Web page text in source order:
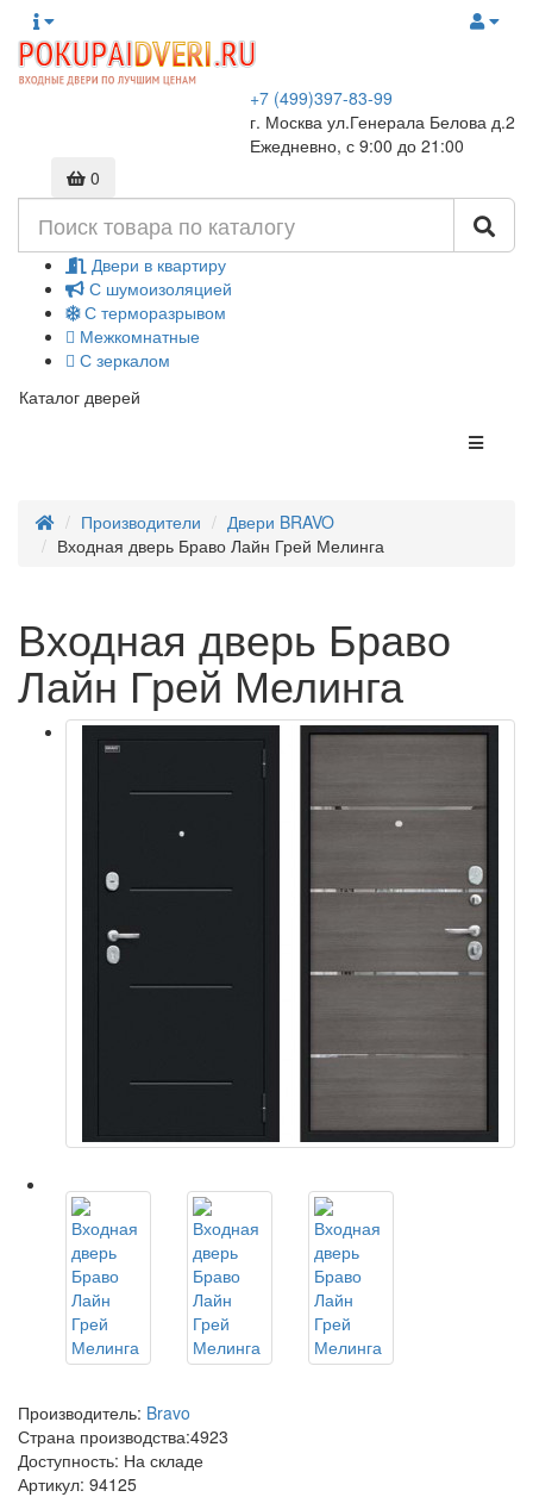
+7 (499)397-83-99
г. Москва ул.Генерала Белова д.2
Ежедневно, с 9:00 до 21:00
0
Двери в квартиру
С шумоизоляцией
С терморазрывом
Межкомнатные
С зеркалом
Каталог дверей
Производители
Двери BRAVO
Входная дверь Браво Лайн Грей Мелинга
Входная дверь Браво
Лайн Грей Мелинга
Производитель: Bravo
Страна производства:4923
Доступность: На складе
Артикул: 94125